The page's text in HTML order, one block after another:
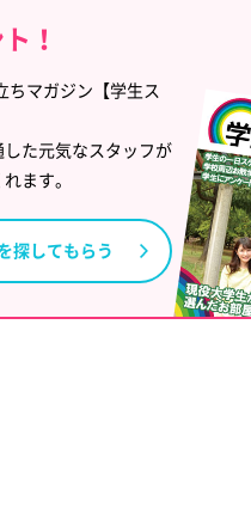
！
ちマガジン【学生ス
た元気なスタッフが
ます。
探してもらう